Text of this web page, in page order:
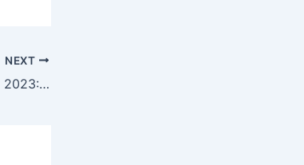
NEXT
Part Time Job In Guwahati 2023: अधिक सैलरी के साथ घर बैठें नौकरी करें